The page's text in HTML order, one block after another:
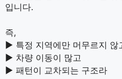
입니다.
즉,
▶ 특정 지역에만 머무르지 않
▶ 차량 이동이 많고
▶ 패턴이 교차되는 구조라